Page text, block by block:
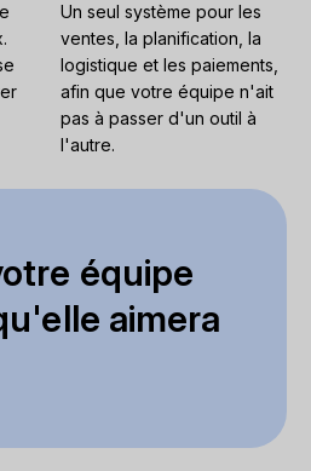
Un seul système pour les
ventes, la planification, la
logistique et les paiements,
afin que votre équipe n'ait
pas à passer d'un outil à
l'autre.
équipe
aimera